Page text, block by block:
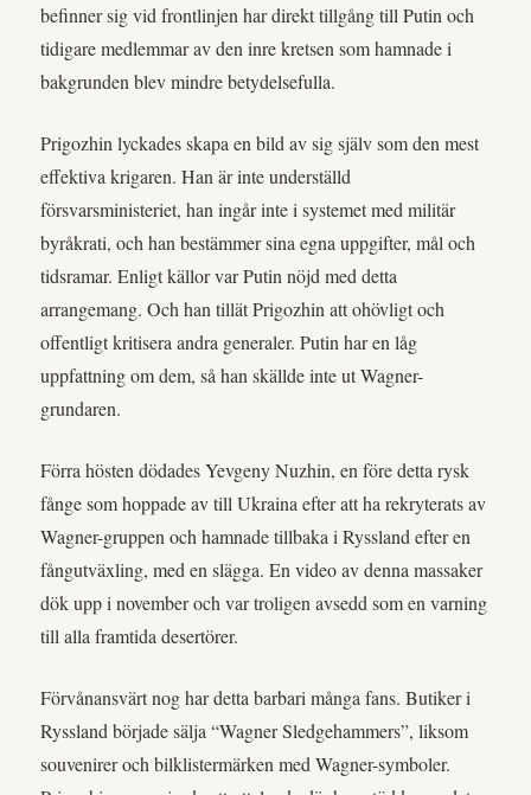
befinner sig vid frontlinjen har direkt tillgång till Putin och
tidigare medlemmar av den inre kretsen som hamnade i
bakgrunden blev mindre betydelsefulla.
Prigozhin lyckades skapa en bild av sig själv som den mest
effektiva krigaren. Han är inte underställd
försvarsministeriet, han ingår inte i systemet med militär
byråkrati, och han bestämmer sina egna uppgifter, mål och
tidsramar. Enligt källor var Putin nöjd med detta
arrangemang. Och han tillät Prigozhin att ohövligt och
offentligt kritisera andra generaler. Putin har en låg
uppfattning om dem, så han skällde inte ut Wagner-
grundaren.
Förra hösten dödades Yevgeny Nuzhin, en före detta rysk
fånge som hoppade av till Ukraina efter att ha rekryterats av
Wagner-gruppen och hamnade tillbaka i Ryssland efter en
fångutväxling, med en slägga. En video av denna massaker
dök upp i november och var troligen avsedd som en varning
till alla framtida desertörer.
Förvånansvärt nog har detta barbari många fans. Butiker i
Ryssland började sälja “Wagner Sledgehammers”, liksom
souvenirer och bilklistermärken med Wagner-symboler.